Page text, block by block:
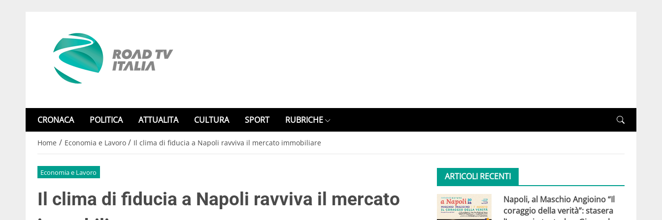
CRONACA POLITICA ATTUALITA CULTURA SPORT RUBRICHE
Home / Economia e Lavoro / Il clima di fiducia a Napoli ravviva il mercato immobiliare
Economia e Lavoro
Il clima di fiducia a Napoli ravviva il mercato
ARTICOLI RECENTI
Napoli, al Maschio Angioino “Il
coraggio della verità”: stasera